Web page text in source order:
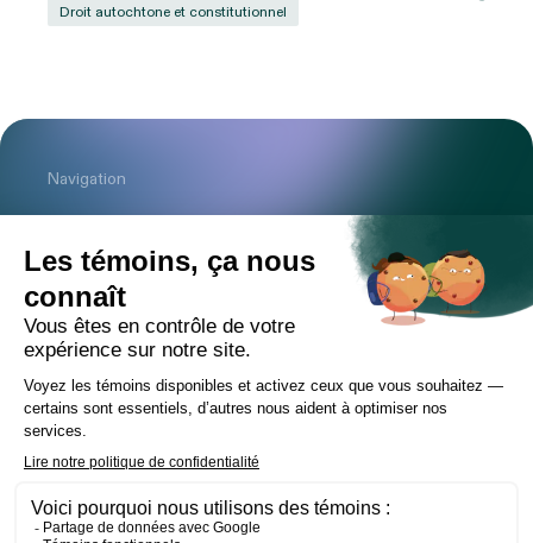
Droit autochtone et constitutionnel
Navigation
Cabinet
Équipe
Expertises
Bureaux
Carrière
Transactions
Publications
Contact